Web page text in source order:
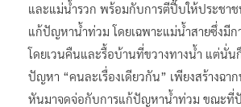
และแม่น้ำรวก พร้อมกับการตีปี๊บให้ประชาช
แก้ปัญหาน้ำท่วม โดยเฉพาะแม่น้ำสายซึ่งมีก
โดยเวนคืนและรื้อบ้านที่ขวางทางน้ำ แต่นั่น
ปัญหา “คนละเรื่องเดียวกัน” เพียงสร้างฉา
หันมาจดจ่อกับการแก้ปัญหาน้ำท่วม ขณะที่